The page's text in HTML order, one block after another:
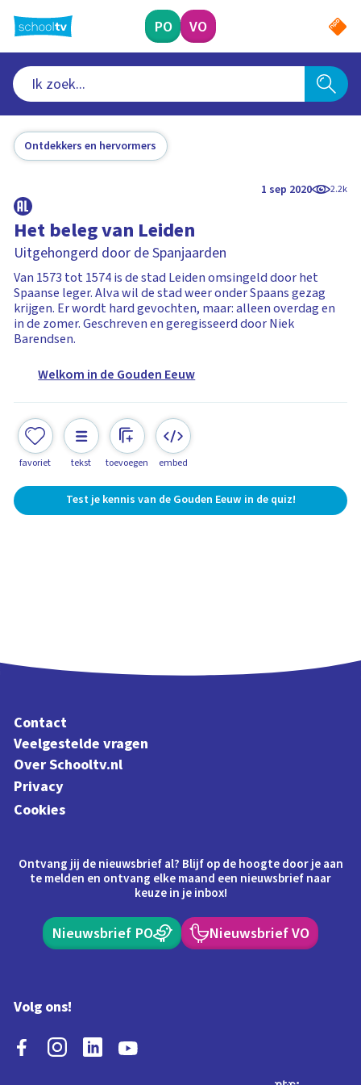
naar
hoofdinhoud
PO VO
Ontdekkers en hervormers
1 sep 2020 2.2k
Het beleg van Leiden
Uitgehongerd door de Spanjaarden
Van 1573 tot 1574 is de stad Leiden omsingeld door het
Spaanse leger. Alva wil de stad weer onder Spaans gezag
krijgen. Er wordt hard gevochten, maar: alleen overdag en
in de zomer. Geschreven en geregisseerd door Niek
Barendsen.
Welkom in de Gouden Eeuw
favoriet tekst toevoegen embed
Test je kennis van de Gouden Eeuw in de quiz!
Contact
Veelgestelde vragen
Over Schooltv.nl
Privacy
Cookies
Ontvang jij de nieuwsbrief al? Blijf op de hoogte door je aan
te melden en ontvang elke maand een nieuwsbrief naar
keuze in je inbox!
Nieuwsbrief PO Nieuwsbrief VO
Volg ons!